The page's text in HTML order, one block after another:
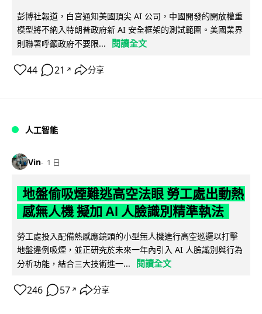
彭博社報道，白宮通知美國頂尖 AI 公司，中國開發的開放權重
模型將不納入特朗普政府新 AI 安全框架的測試範圍。美國業界
則聯署呼籲政府不要限...
閱讀全文
44 21 ↗ 分享
人工智能
Vin 1 日
地盤偷吸煙難逃高空法眼 勞工處出動熱
感無人機 擬加 AI 人臉識別精準執法
勞工處投入配備熱感應鏡頭的小型無人機進行高空巡邏以打擊
地盤違例吸煙，並正研究於未來一年內引入 AI 人臉識別與行為
分析功能，結合三大技術進一...
閱讀全文
246 57 ↗ 分享